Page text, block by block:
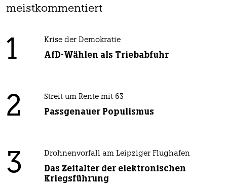
meistkommentiert
1 Krise der Demokratie
AfD-Wählen als Triebabfuhr
2 Streit um Rente mit 63
Passgenauer Populismus
3 Drohnenvorfall am Leipziger Flughafen
Das Zeitalter der elektronischen
Kriegsführung